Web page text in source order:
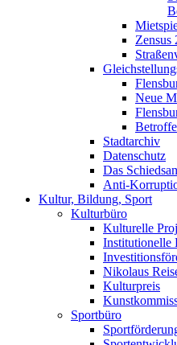
Zensus
Neue
Stadtarchiv
Datenschutz
Das
Anti-
Kultur, Bildung, Sport
Kulturbüro
Kulturelle
Institutionelle
Nikolaus
Kulturpreis
Sportbüro